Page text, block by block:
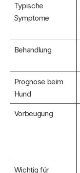
Typische
Symptome
Behandlung
Prognose beim
Hund
Vorbeugung
Wichtig für